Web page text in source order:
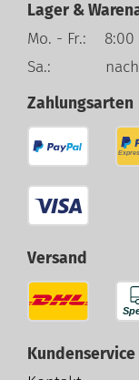
Lager &
Mo. - Fr.: 8:00
Sa.: nach
Zahlungsarten
Versand
Kundenservice